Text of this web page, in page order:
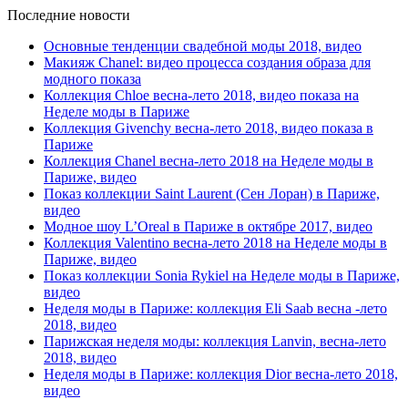
Последние новости
Основные тенденции свадебной моды 2018, видео
Макияж Chanel: видео процесса создания образа для
модного показа
Коллекция Chloe весна-лето 2018, видео показа на
Неделе моды в Париже
Коллекция Givenchy весна-лето 2018, видео показа в
Париже
Коллекция Chanel весна-лето 2018 на Неделе моды в
Париже, видео
Показ коллекции Saint Laurent (Сен Лоран) в Париже,
видео
Модное шоу L’Oreal в Париже в октябре 2017, видео
Коллекция Valentino весна-лето 2018 на Неделе моды в
Париже, видео
Показ коллекции Sonia Rykiel на Неделе моды в Париже,
видео
Неделя моды в Париже: коллекция Eli Saab весна -лето
2018, видео
Парижская неделя моды: коллекция Lanvin, весна-лето
2018, видео
Неделя моды в Париже: коллекция Dior весна-лето 2018,
видео